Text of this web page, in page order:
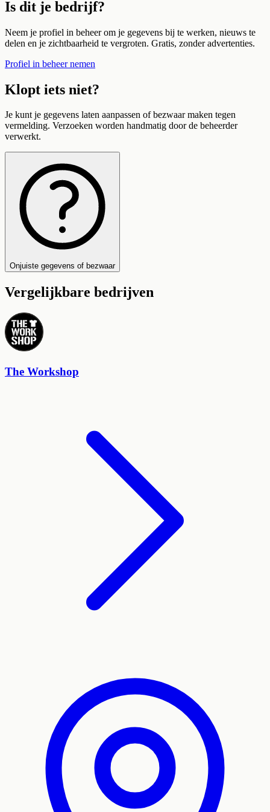
Is dit je bedrijf?
Neem je profiel in beheer om je gegevens bij te werken, nieuws te
delen en je zichtbaarheid te vergroten. Gratis, zonder advertenties.
Profiel in beheer nemen
Klopt iets niet?
Je kunt je gegevens laten aanpassen of bezwaar maken tegen
vermelding. Verzoeken worden handmatig door de beheerder
verwerkt.
Onjuiste gegevens of bezwaar
Vergelijkbare bedrijven
The Workshop